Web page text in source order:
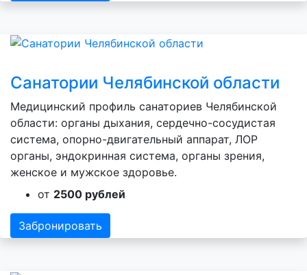
Санатории Челябинской области
Медицинский профиль санаториев Челябинской
области: органы дыхания, сердечно-сосудистая
система, опорно-двигательный аппарат, ЛОР
органы, эндокринная система, органы зрения,
женское и мужское здоровье.
от 2500 рублей
Забронировать